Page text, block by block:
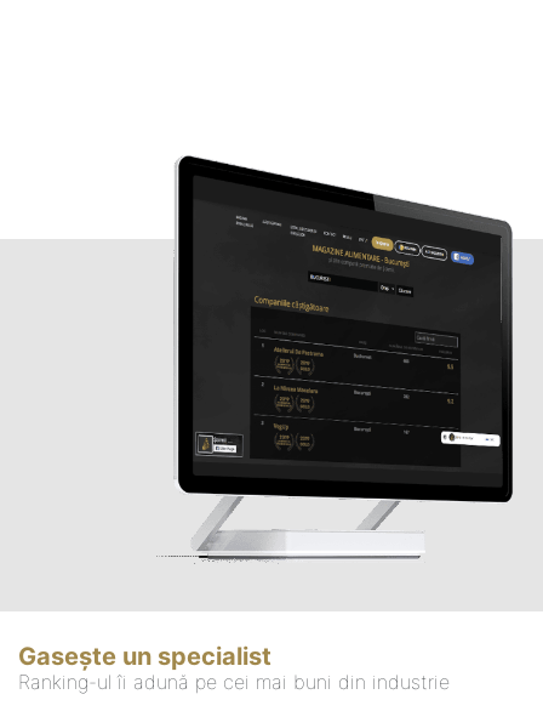
Gasește un specialist
Ranking-ul îi adună pe cei mai buni din industrie